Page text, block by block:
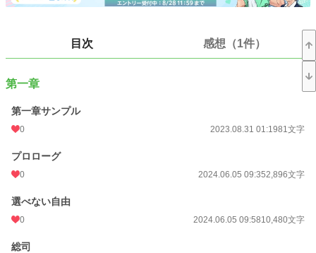
2024.07.04 16:08
月間ポイント 42 pt (83,903 位)
目次 感想（1件）
第一章
第一章サンプル
0 2023.08.31 01:1981文字
プロローグ
0 2024.06.05 09:352,896文字
選べない自由
0 2024.06.05 09:5810,480文字
総司